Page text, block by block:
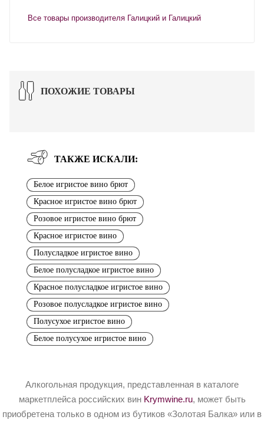
Все товары производителя Галицкий и Галицкий
ПОХОЖИЕ ТОВАРЫ
ТАКЖЕ ИСКАЛИ:
Белое игристое вино брют
Красное игристое вино брют
Розовое игристое вино брют
Красное игристое вино
Полусладкое игристое вино
Белое полусладкое игристое вино
Красное полусладкое игристое вино
Розовое полусладкое игристое вино
Полусухое игристое вино
Белое полусухое игристое вино
Алкогольная продукция, представленная в каталоге
маркетплейса российских вин Krymwine.ru, может быть
приобретена только в одном из бутиков «Золотая Балка» или в